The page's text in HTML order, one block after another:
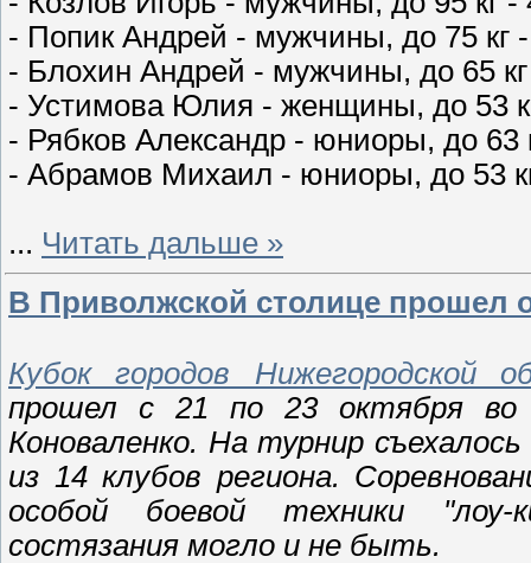
- Попик Андрей - мужчины, до 75 кг
- Блохин Андрей - мужчины, до 65
- Устимова Юлия - женщины, до 53
- Рябков Александр - юниоры, до 63
- Абрамов Михаил - юниоры, до 53
... Читать дальше »
В Приволжской столице прошел
Кубок городов Нижегородской
прошел с 21 по 23 октября во
Коноваленко. На турнир
из 14 клубов региона.
особой боевой техники "лоу-
состязания могло и не быть.